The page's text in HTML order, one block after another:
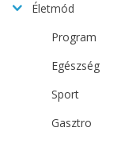
Életmód
Program
Egészség
Sport
Gasztro